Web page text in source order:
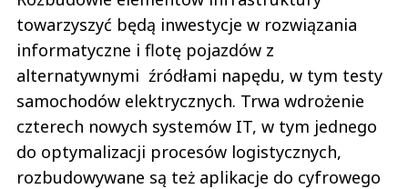
towarzyszyć będą inwestycje w rozwiązania
informatyczne i flotę pojazdów z
alternatywnymi źródłami napędu, w tym testy
samochodów elektrycznych. Trwa wdrożenie
czterech nowych systemów IT, w tym jednego
do optymalizacji procesów logistycznych,
rozbudowywane są też aplikacje do cyfrowego